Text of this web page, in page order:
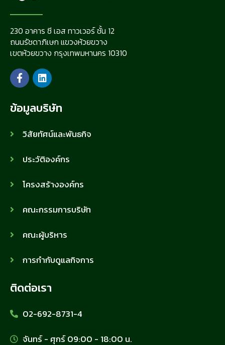
230 อาคาร ซี เอส ทาวเวอร์ ชั้น 12
ถนนรัชดาภิเษก แขวงห้วยขวาง
เขตห้วยขวาง กรุงเทพมหานคร 10310
ข้อมูลบริษัท
วิสัยทัศน์และพันธกิจ
ประวัติองค์กร
โครงสร้างองค์กร
คณะกรรมการบริษัท
คณะผู้บริหาร
การกำกับดูแลกิจการ
ติดต่อเรา
02-692-8731-4
จันทร์ - ศุกร์ 09:00 - 18:00 น.